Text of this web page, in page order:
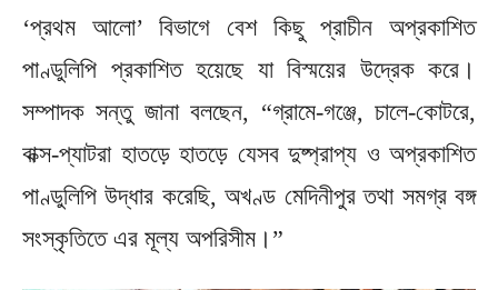
‘প্রথম আলো’ বিভাগে বেশ কিছু প্রাচীন অপ্রকাশিত
পাণ্ডুলিপি প্রকাশিত হয়েছে যা বিস্ময়ের উদ্রেক করে।
সম্পাদক সন্তু জানা বলছেন, “গ্রামে-গঞ্জে, চালে-কোটরে,
বাক্স-প্যাটরা হাতড়ে হাতড়ে যেসব দুষ্প্রাপ্য ও অপ্রকাশিত
পাণ্ডুলিপি উদ্ধার করেছি, অখণ্ড মেদিনীপুর তথা সমগ্র বঙ্গ
সংস্কৃতিতে এর মূল্য অপরিসীম।”